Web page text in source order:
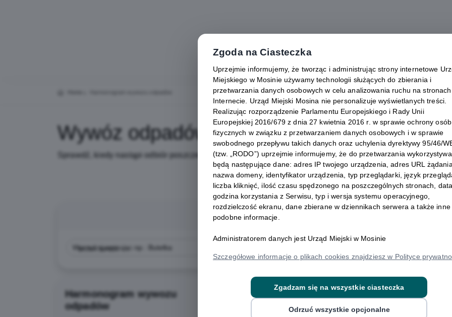
Wywóz odpadów
Sprawdź, kiedy nastąpi odbiór poszczególnych typów odpadów
Gdzie mam wyrzucić odpad?
Harmonogram wywozu
odpadów
Zgoda na Ciasteczka
Uprzejmie informujemy, że tworząc i administrując strony internetowe
Miejskiego w Mosinie używamy technologii służących do zbierania i
przetwarzania danych osobowych w celu analizowania ruchu na
Internecie. Urząd Miejski Mosina nie personalizuje wyświetlanych treści.
Realizując rozporządzenie Parlamentu Europejskiego i Rady Unii
Europejskiej 2016/679 z dnia 27 kwietnia 2016 r. w sprawie ochrony osób
fizycznych w związku z przetwarzaniem danych osobowych i w sprawie
swobodnego przepływu takich danych oraz uchylenia dyrektywy 95/46/
(tzw. „RODO”) uprzejmie informujemy, że do przetwarzania
będą następujące dane: adres IP twojego urządzenia, adres URL
nazwa domeny, identyfikator urządzenia, typ przeglądarki, język
liczba kliknięć, ilość czasu spędzonego na poszczególnych stronach,
godzina korzystania z Serwisu, typ i wersja systemu operacyjnego,
rozdzielczość ekranu, dane zbierane w dziennikach serwera a także inne
podobne informacje.
Administratorem danych jest Urząd Miejski w Mosinie
Szczegółowe informacje o plikach cookies znajdziesz w Polityce
Zgadzam się na wszystkie ciasteczka
Odrzuć wszystkie opcjonalne